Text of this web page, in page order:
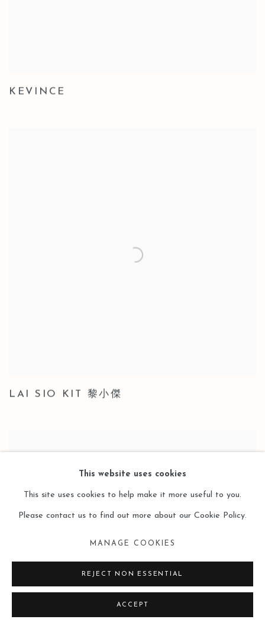
KEVINCE
LAI SIO KIT 黎小傑
This website uses cookies
This site uses cookies to help make it more useful to you.
Please contact us to find out more about our Cookie Policy.
MANAGE COOKIES
REJECT NON ESSENTIAL
ACCEPT